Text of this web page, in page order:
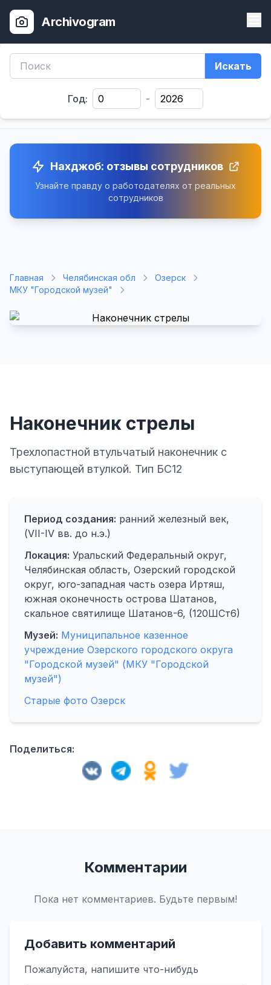
Archivogram
Искать
Год: -
Нахджоб: отзывы сотрудников
Узнайте правду о работодателях от реальных
сотрудников
Главная Челябинская обл
Озерск
МКУ "Городской музей"
Наконечник стрелы
Трехлопастной втульчатый наконечник с
выступающей втулкой. Тип БС12
Период создания: ранний железный век,
(VII-IV вв. до н.э.)
Локация: Уральский Федеральный округ,
Челябинская область, Озерский городской
округ, юго-западная часть озера Иртяш,
южная оконечность острова Шатанов,
скальное святилище Шатанов-6, (120ШСт6)
Музей: Муниципальное казенное
учреждение Озерского городского округа
"Городской музей" (МКУ "Городской
музей")
Старые фото Озерск
Поделиться:
Комментарии
Пока нет комментариев. Будьте первым!
Добавить комментарий
Пожалуйста, напишите что-нибудь